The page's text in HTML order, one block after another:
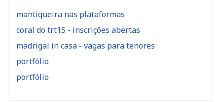
mantiqueira nas plataformas
coral do trt15 - inscrições abertas
madrigal in casa - vagas para tenores
portfólio
portfólio